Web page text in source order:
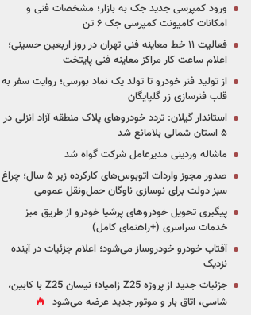
ورود کمپرسی جدید جک به بازار؛ مشخصات فنی و
امکانات کامیونت کمپرسی جک ۶ تن
فعالیت ۱۱ خط معاینه فنی تهران در روز اربعین حسینی؛
اعلام ساعت کار مراکز معاینه فنی پایتخت
از تولید فنر خودرو تا تولد یک نماد بورسی؛ روایت سفر به
قلب فنرسازی زر گلپایگان
استاندار گیلان: تردد خودروهای پلاک منطقه آزاد انزلی در
۵ استان شمالی بلامانع شد
ماشاله وردینی مدیرعامل شرکت گواه شد
صدور مجوز واردات اتوبوس‌های کارکرده زیر ۵ سال؛ چراغ
سبز دولت برای نوسازی ناوگان حمل‌ونقل عمومی
پیگیری تحویل خودروهای پرشیا خودرو از طریق میز
خدمات سراسری (+راهنمای کامل)
آفتاب خودرو خودروساز می‌شود؛ اعلام جزئیات در آینده
نزدیک
جزئیات جدید از پروژه Z25 زامیاد؛ نیسان Z25 با کابین،
شاسی، اتاق بار و موتور جدید عرضه می‌شود